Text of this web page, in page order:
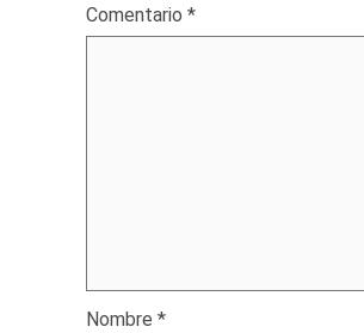
Comentario *
Nombre *